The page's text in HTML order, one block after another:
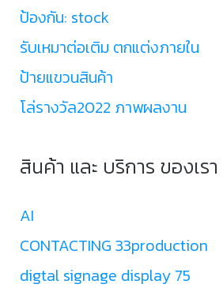
ป้องกัน: stock
รับเหมาต่อเติม ตกแต่งภายใน
ป้ายแขวนสินค้า
โล่รางวัล2022 ภาพผลงาน
สินค้า และ บริการ ของเรา
AI
CONTACTING 33production
digtal signage display 75